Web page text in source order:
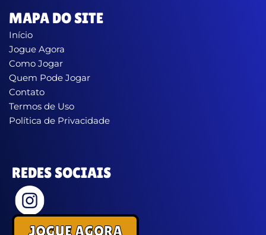
MAPA DO SITE
Início
Jogue Agora
Como Jogar
Quem Pode Jogar
Contato
Termos de Uso
Política de Privacidade
REDES SOCIAIS
JOGUE AGORA